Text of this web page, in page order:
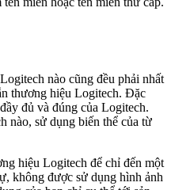
nào cũng đều phải nhất
thương hiệu Logitech. Đặc
đủ và đúng của Logitech.
nào, sử dụng biến thể của từ
hiệu Logitech để chỉ đến một
không được sử dụng hình ảnh